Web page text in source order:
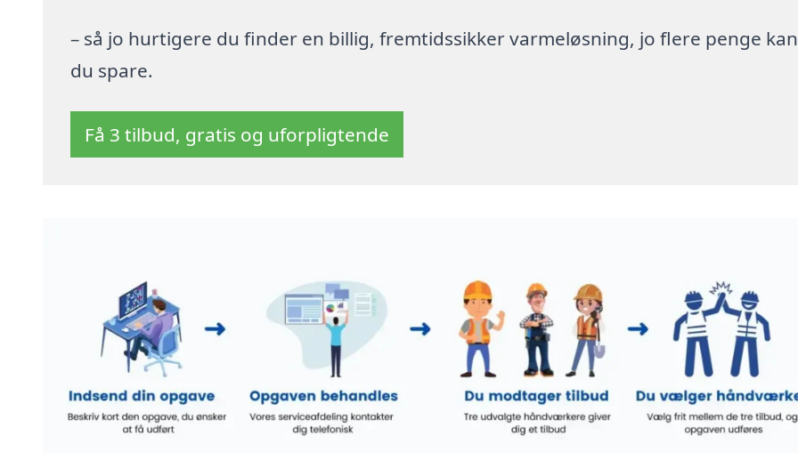
– så jo hurtigere du finder en billig, fremtidssikker varmeløsning, jo flere penge kan
du spare.
Få 3 tilbud, gratis og uforpligtende